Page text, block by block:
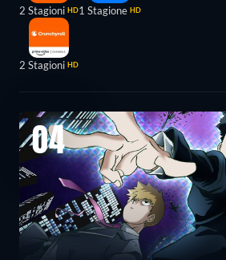
2 Stagioni HD
2 Stagioni HD
1 Stagione HD
04